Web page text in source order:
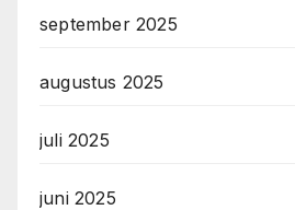
september 2025
augustus 2025
juli 2025
juni 2025